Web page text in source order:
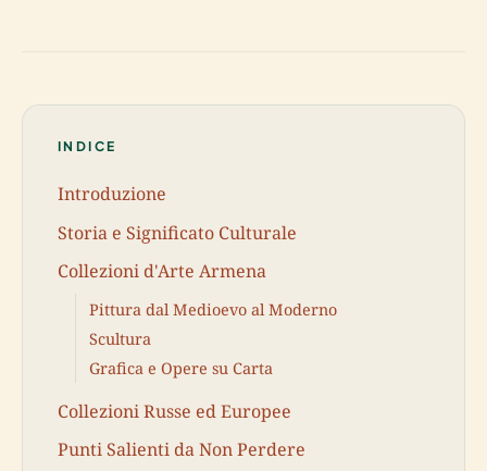
INDICE
Introduzione
Storia e Significato Culturale
Collezioni d'Arte Armena
Pittura dal Medioevo al Moderno
Scultura
Grafica e Opere su Carta
Collezioni Russe ed Europee
Punti Salienti da Non Perdere